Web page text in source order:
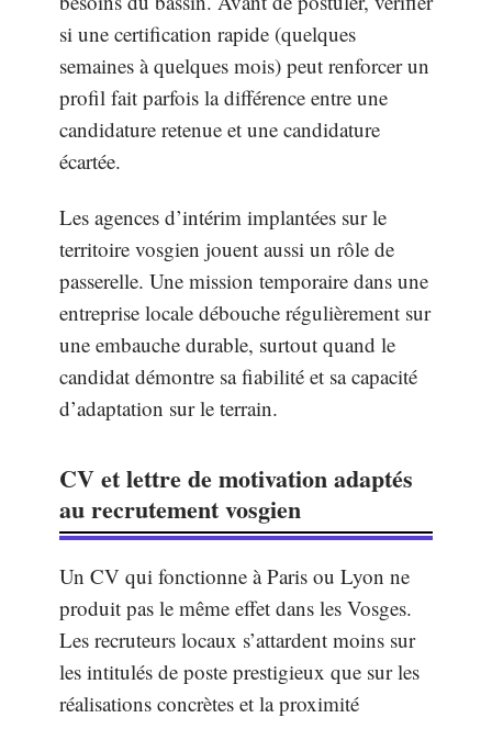
si une certification rapide (quelques
semaines à quelques mois) peut renforcer un
profil fait parfois la différence entre une
candidature retenue et une candidature
écartée.
Les agences d’intérim implantées sur le
territoire vosgien jouent aussi un rôle de
passerelle. Une mission temporaire dans une
entreprise locale débouche régulièrement sur
une embauche durable, surtout quand le
candidat démontre sa fiabilité et sa capacité
d’adaptation sur le terrain.
CV et lettre de motivation adaptés
au recrutement vosgien
Un CV qui fonctionne à Paris ou Lyon ne
produit pas le même effet dans les Vosges.
Les recruteurs locaux s’attardent moins sur
les intitulés de poste prestigieux que sur les
réalisations concrètes et la proximité